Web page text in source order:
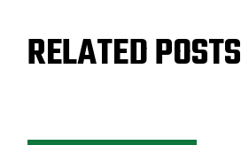
RELATED POSTS